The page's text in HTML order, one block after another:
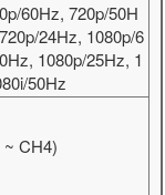
60Hz, 720p/50H
24Hz, 1080p/6
1080p/25Hz, 1
50Hz
CH4)